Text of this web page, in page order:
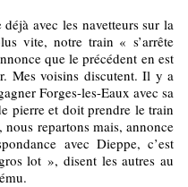
avec les navetteurs sur la
vite, notre train « s’arrête
que le précédent en est
Mes voisins discutent. Il y a
Forges-les-Eaux avec sa
pierre et doit prendre le train
repartons mais, annonce
avec Dieppe, c’est
lot », disent les autres au